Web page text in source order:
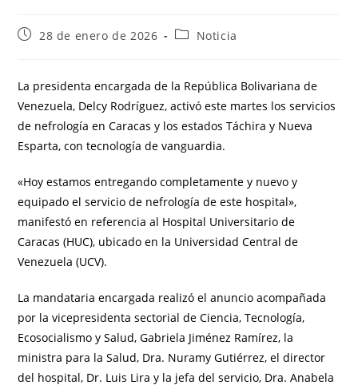
28 de enero de 2026 Noticia
La presidenta encargada de la República Bolivariana de
Venezuela, Delcy Rodríguez, activó este martes los servicios
de nefrología en Caracas y los estados Táchira y Nueva
Esparta, con tecnología de vanguardia.
«Hoy estamos entregando completamente y nuevo y
equipado el servicio de nefrología de este hospital»,
manifestó en referencia al Hospital Universitario de
Caracas (HUC), ubicado en la Universidad Central de
Venezuela (UCV).
La mandataria encargada realizó el anuncio acompañada
por la vicepresidenta sectorial de Ciencia, Tecnología,
Ecosocialismo y Salud, Gabriela Jiménez Ramírez, la
ministra para la Salud, Dra. Nuramy Gutiérrez, el director
del hospital, Dr. Luis Lira y la jefa del servicio, Dra. Anabela